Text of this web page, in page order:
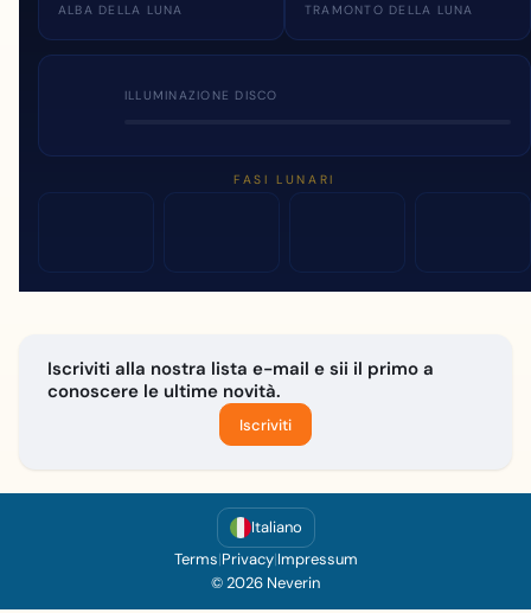
ALBA DELLA LUNA TRAMONTO DELLA LUNA
ILLUMINAZIONE DISCO
FASI LUNARI
Iscriviti alla nostra lista e-mail e sii il primo a
conoscere le ultime novità.
Iscriviti
Italiano
Terms|Privacy|Impressum
© 2026 Neverin